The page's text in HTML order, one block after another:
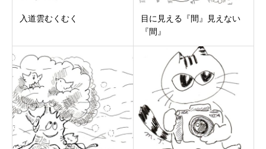
入道雲むくむく
目に見える『間』見えない
『間』